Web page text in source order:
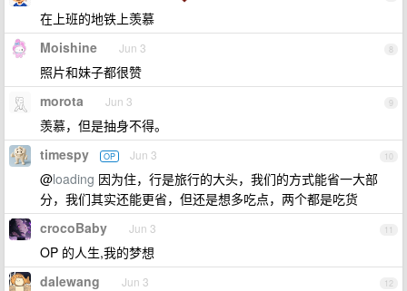
在上班的地铁上羡慕
8
Moishine Jun 3
照片和妹子都很赞
9
morota Jun 3
羡慕，但是抽身不得。
10
timespy OP Jun 3
@loading 因为住，行是旅行的大头，我们的方式能省一大部
分，我们其实还能更省，但还是想多吃点，两个都是吃货
11
crocoBaby Jun 3
OP 的人生,我的梦想
12
dalewang Jun 3